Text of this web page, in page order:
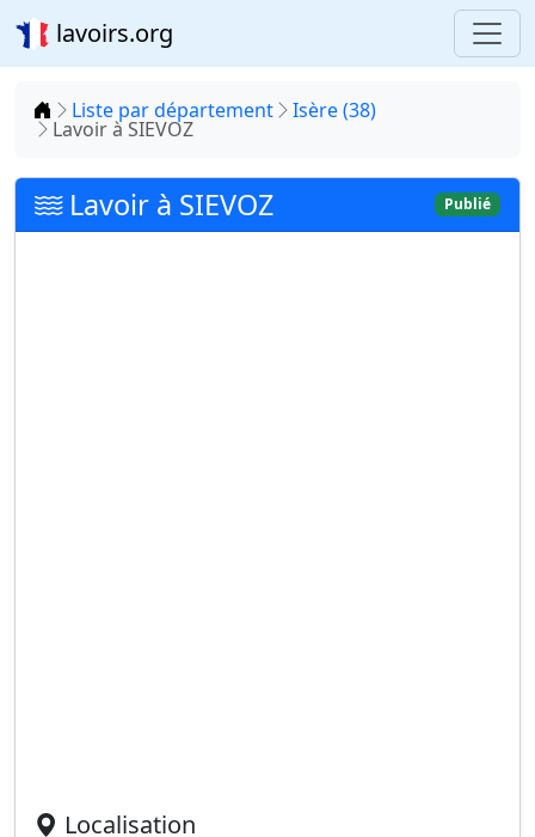
lavoirs.org
Accueil
Liste par département Isère (38)
Lavoir à SIEVOZ
Lavoir à SIEVOZ Publié
Localisation